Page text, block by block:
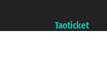
Taoticket